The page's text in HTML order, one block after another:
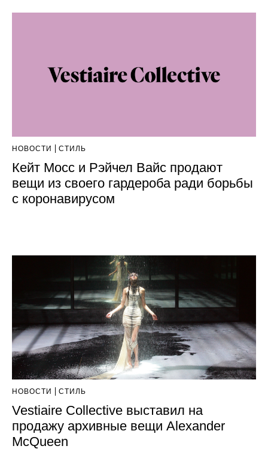
НОВОСТИ СТИЛЬ
Кейт Мосс и Рэйчел Вайс продают
вещи из своего гардероба ради борьбы
с коронавирусом
НОВОСТИ СТИЛЬ
Vestiaire Collective выставил на
продажу архивные вещи Alexander
McQueen